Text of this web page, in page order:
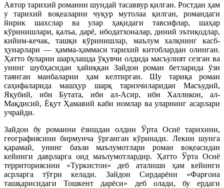
Автор тарихий романни шундай тасаввур қилган. Ростдан ҳам
у тарихий воқеаларни чуқур мутолаа қилган, романдаги
йирик шахслар ва улар ҳақидаги тавсифлар, шаҳар
кўринишлари, қалъа, дарё, ибодатхоналар, диний эътиқодлар,
кийим-кечак, ташқи кўринишлар, маълум халқнинг касб-
ҳунарлари — ҳамма-ҳаммаси тарихий китоблардан олинган.
Ҳатто буларни шарҳлашда ўқувчи олдида масъулият сезган ва
унинг шубҳасидан ҳайиққан Зайдон роман бетларида ўзи
таянган манбаларни ҳам келтирган. Шу тариқа роман
саҳифаларида машҳур шарқ тарихчиларидан Масъудий,
Яқубий, ибн Бутата, ибн ал-Асир, ибн Халликон, ал-
Мақдисий, Ёқут Ҳамавий каби номлар ва уларнинг асарлари
учрайди.
Зайдон бу романни ёзишдан олдин Ўрта Осиё тарихини,
географиясини бирмунча ўрганган кўринади. Лекин шунга
қарамай, унинг баъзи маълумотлари роман воқеасидан
кейинги даврларга оид маълумотлардир. Ҳатто Ўрта Осиё
территориясини «Туркистон» деб аталиши ҳам кейинги
асрларга тўғри келади. Зайдон Сирдарёни «Фарғона
ташқарисидаги Тошкент дарёси» деб олади, бу ердаги